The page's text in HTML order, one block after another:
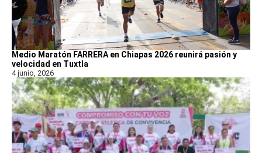
Medio Maratón FARRERA en Chiapas 2026 reunirá pasión y
velocidad en Tuxtla
4 junio, 2026